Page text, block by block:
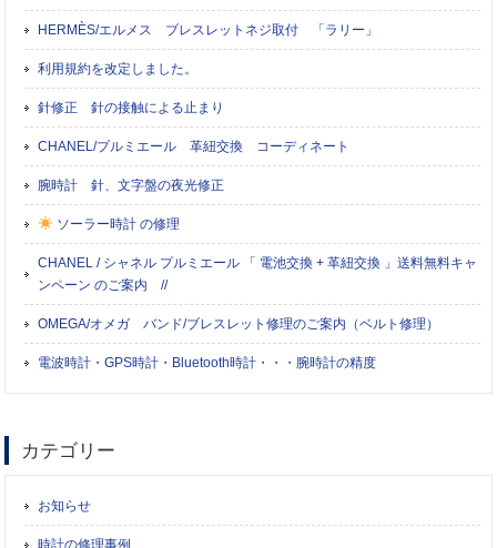
HERMÈS/エルメス ブレスレットネジ取付 「ラリー」
利用規約を改定しました。
針修正 針の接触による止まり
CHANEL/プルミエール 革紐交換 コーディネート
腕時計 針、文字盤の夜光修正
ソーラー時計 の修理
CHANEL / シャネル プルミエール 「 電池交換 + 革紐交換 」送料無料キャ
ンペーン のご案内 //
OMEGA/オメガ バンド/ブレスレット修理のご案内（ベルト修理）
電波時計・GPS時計・Bluetooth時計・・・腕時計の精度
カテゴリー
お知らせ
時計の修理事例